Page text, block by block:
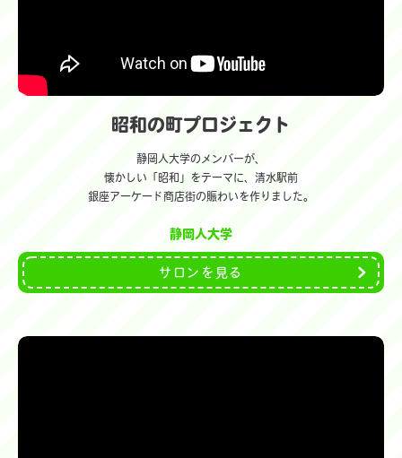
昭和の町プロジェクト
静岡人大学のメンバーが、
懐かしい「昭和」をテーマに、清水駅前
銀座アーケード商店街の賑わいを作りました。
静岡人大学
サロンを見る